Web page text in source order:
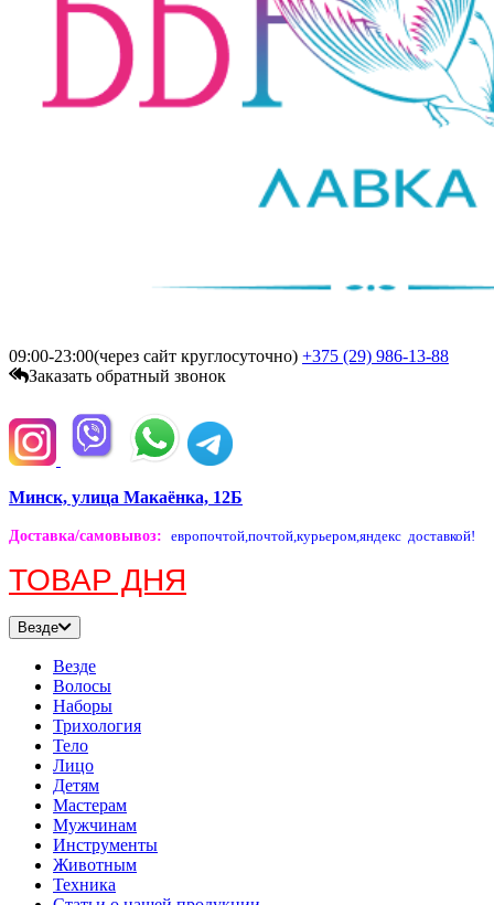
09:00-23:00(через сайт круглосуточно) +375 (29) 986-13-88
Заказать обратный звонок
Минск, улица Макаёнка, 12Б
Доставка/самовывоз: европочтой,почтой,курьером,яндекс доставкой!
ТОВАР ДНЯ
Везде
Везде
Волосы
Наборы
Трихология
Тело
Лицо
Детям
Мастерам
Мужчинам
Инструменты
Животным
Техника